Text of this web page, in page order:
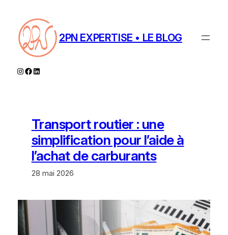
contenu
2PN EXPERTISE • LE BLOG
Instagram
Facebook
LinkedIn
Transport routier : une
simplification pour l’aide à
l’achat de carburants
28 mai 2026